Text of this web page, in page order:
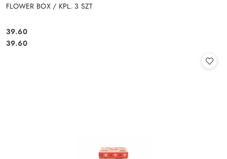
FLOWER BOX / KPL. 3 SZT
Cena:
39.60
Cena:
39.60